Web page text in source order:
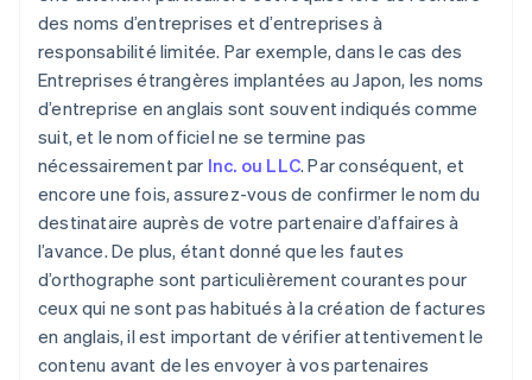
des noms d’entreprises et d’entreprises à
responsabilité limitée. Par exemple, dans le cas des
Entreprises étrangères implantées au Japon, les noms
d’entreprise en anglais sont souvent indiqués comme
suit, et le nom officiel ne se termine pas
nécessairement par Inc. ou LLC. Par conséquent, et
encore une fois, assurez-vous de confirmer le nom du
destinataire auprès de votre partenaire d’affaires à
l’avance. De plus, étant donné que les fautes
d’orthographe sont particulièrement courantes pour
ceux qui ne sont pas habitués à la création de factures
en anglais, il est important de vérifier attentivement le
contenu avant de les envoyer à vos partenaires